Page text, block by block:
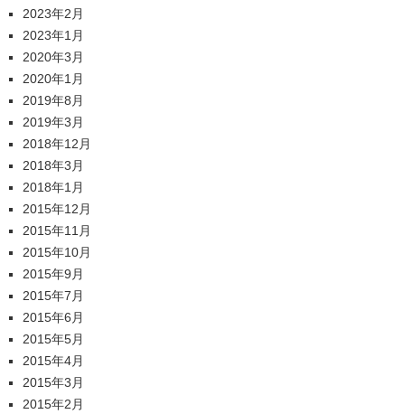
2023年2月
2023年1月
2020年3月
2020年1月
2019年8月
2019年3月
2018年12月
2018年3月
2018年1月
2015年12月
2015年11月
2015年10月
2015年9月
2015年7月
2015年6月
2015年5月
2015年4月
2015年3月
2015年2月